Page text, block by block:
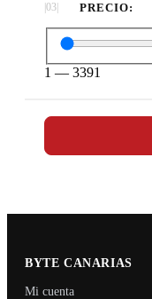
PRECIO:
1 — 3391
BYTE CANARIAS
Mi cuenta